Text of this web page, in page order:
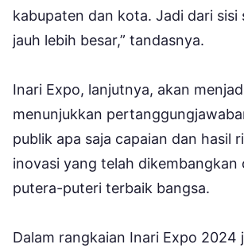
kabupaten dan kota. Jadi dari sisi
jauh lebih besar,” tandasnya.
Inari Expo, lanjutnya, akan
menunjukkan
publik apa saja capaian dan hasil
inovasi yang telah dikembangkan
putera-puteri terbaik bangsa.
Dalam rangkaian Inari Expo 2024